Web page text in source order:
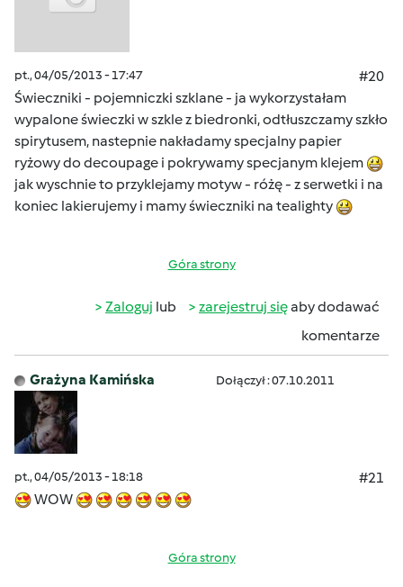
pt., 04/05/2013 - 17:47
#20
Świeczniki - pojemniczki szklane - ja wykorzystałam
wypalone świeczki w szkle z biedronki, odtłuszczamy szkło
spirytusem, nastepnie nakładamy specjalny papier
ryżowy do decoupage i pokrywamy specjanym klejem
jak wyschnie to przyklejamy motyw - różę - z serwetki i na
koniec lakierujemy i mamy świeczniki na tealighty
Góra strony
Zaloguj lub zarejestruj sięaby dodawać
komentarze
Grażyna Kamińska Dołączył : 07.10.2011
pt., 04/05/2013 - 18:18
#21
WOW
Góra strony